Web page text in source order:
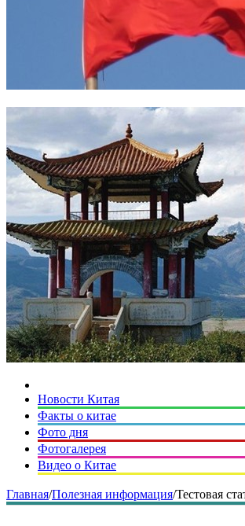
Новости Китая
Факты о китае
Фото дня
Фотогалерея
Видео о Китае
Главная/Полезная информация/Тестовая